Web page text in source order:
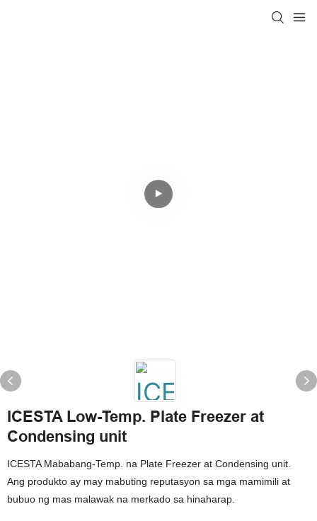
ICESTA Low-Temp. Plate Freezer at
Condensing unit
ICESTA Mababang-Temp. na Plate Freezer at Condensing unit.
Ang produkto ay may mabuting reputasyon sa mga mamimili at
bubuo ng mas malawak na merkado sa hinaharap.